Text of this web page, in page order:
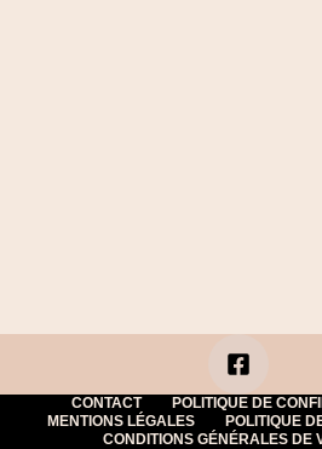
CONTACT
POLITIQUE DE
MENTIONS LÉGALES
POLITIQUE
CONDITIONS GÉNÉRALES DE